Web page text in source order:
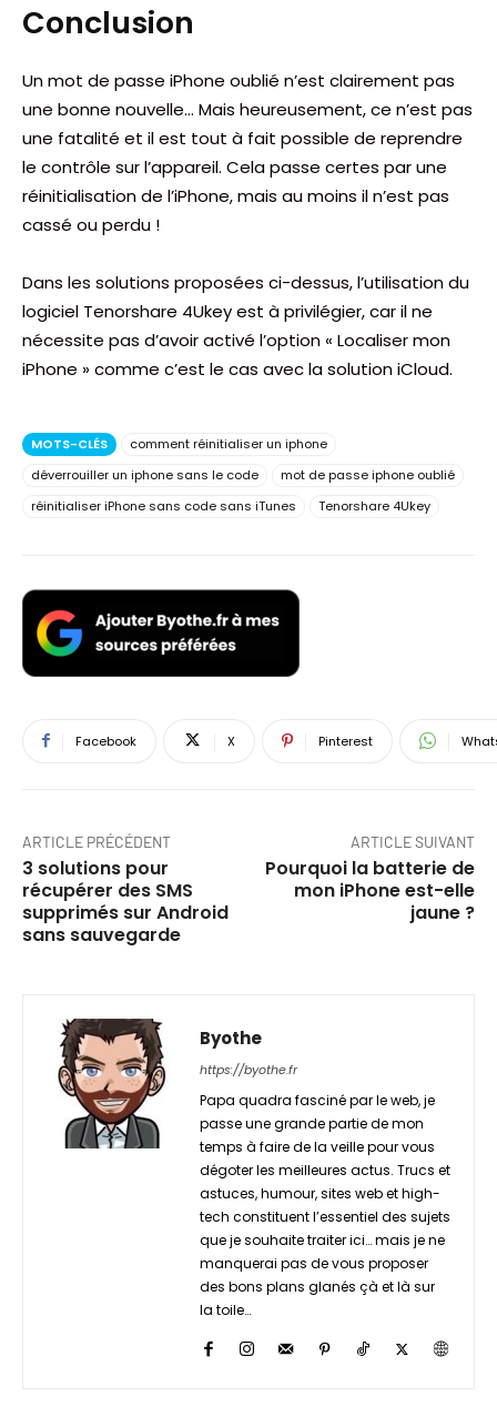
Conclusion
Un mot de passe iPhone oublié n’est clairement pas
une bonne nouvelle… Mais heureusement, ce n’est pas
une fatalité et il est tout à fait possible de reprendre
le contrôle sur l’appareil. Cela passe certes par une
réinitialisation de l’iPhone, mais au moins il n’est pas
cassé ou perdu !
Dans les solutions proposées ci-dessus, l’utilisation du
logiciel Tenorshare 4Ukey est à privilégier, car il ne
nécessite pas d’avoir activé l’option « Localiser mon
iPhone » comme c’est le cas avec la solution iCloud.
MOTS-CLÉS
comment réinitialiser un iphone
déverrouiller un iphone sans le code
mot de passe iphone oublié
réinitialiser iPhone sans code sans iTunes
Tenorshare 4Ukey
Facebook X Pinterest
ARTICLE PRÉCÉDENT
3 solutions pour
récupérer des SMS
supprimés sur Android
sans sauvegarde
ARTICLE SUIVANT
Pourquoi la batterie de
mon iPhone est-elle
jaune ?
Byothe
https://byothe.fr
Papa quadra fasciné par le web, je
passe une grande partie de mon
temps à faire de la veille pour vous
dégoter les meilleures actus. Trucs et
astuces, humour, sites web et high-
tech constituent l’essentiel des sujets
que je souhaite traiter ici… mais je ne
manquerai pas de vous proposer
des bons plans glanés çà et là sur
la toile…